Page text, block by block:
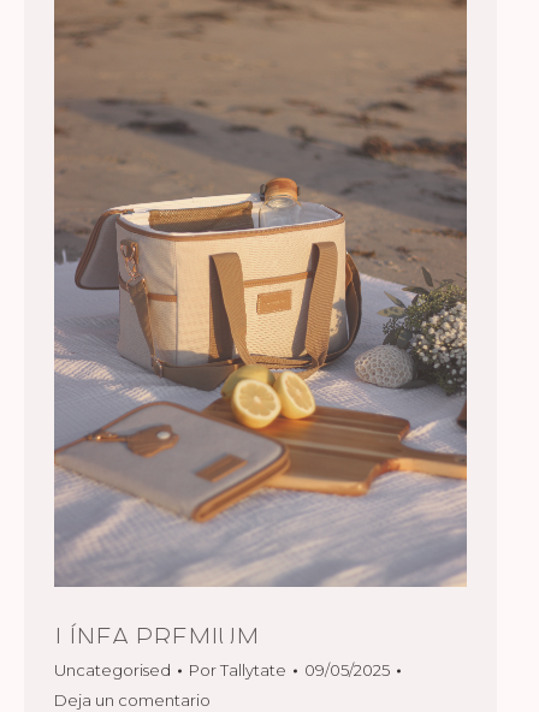
LÍNEA PREMIUM
Uncategorised PorTallytate
09/05/2025
Deja un comentario